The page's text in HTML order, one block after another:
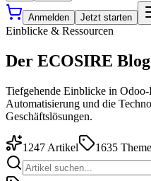
Anmelden Jetzt starten
Einblicke & Ressourcen
Der ECOSIRE Blog
Tiefgehende Einblicke in
Automatisierung und die
Geschäftslösungen.
1247 Artikel 1635